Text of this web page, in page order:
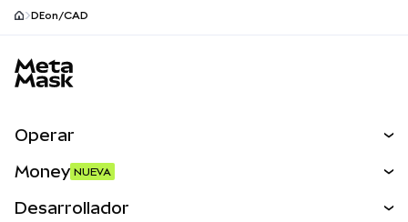
DEon/CAD
Operar
Money NUEVA
Desarrollador